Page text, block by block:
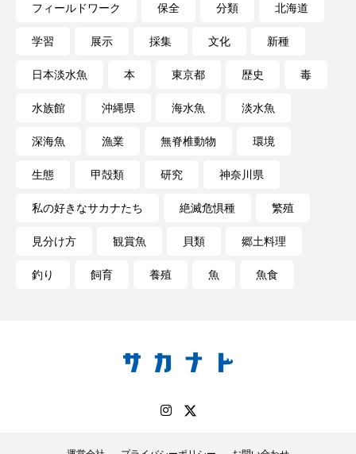
マアジ マイクロプラスチック マグロ
マス マダイ マダコ マダラ
マテガイ ミカヅキノエボシ
ミナミギンガメアジ ミナミヌマエビ
ヤコウガイ
フィールドワーク 保全 分類 北海道
学習 展示 採集 文化 新種
日本淡水魚 本 東京都 歴史 毒
水族館 沖縄県 海水魚 淡水魚
深海魚 漁業 無脊椎動物 環境
生態 甲殻類 研究 神奈川県
私の好きなサカナたち 絶滅危惧種 繁殖
見分け方 観賞魚 貝類 郷土料理
釣り 飼育 養殖 魚 魚食